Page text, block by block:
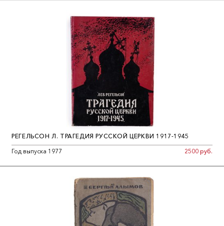
РЕГЕЛЬСОН Л. ТРАГЕДИЯ РУССКОЙ ЦЕРКВИ 1917-1945
Год выпуска 1977
2500 руб.